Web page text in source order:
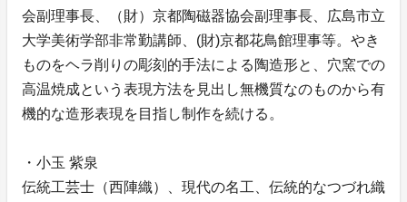
会副理事長、（財）京都陶磁器協会副理事長、広島市立
大学美術学部非常勤講師、(財)京都花鳥館理事等。やき
ものをヘラ削りの彫刻的手法による陶造形と、穴窯での
高温焼成という表現方法を見出し無機質なのものから有
機的な造形表現を目指し制作を続ける。
・小玉 紫泉
伝統工芸士（西陣織）、現代の名工、伝統的なつづれ織